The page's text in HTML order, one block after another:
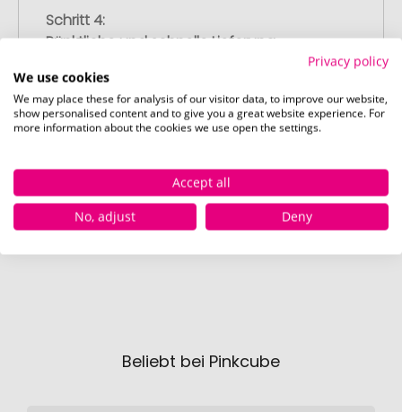
Schritt 4:
Pünktliche und schnelle Lieferung
Nach Ihrer Freigabe der Druckvorschau
liefern wir termingerecht zum
vereinbarten Datum – garantiert.
Beliebt bei Pinkcube
Privacy policy
We use cookies
We may place these for analysis of our visitor data, to improve our website,
show personalised content and to give you a great website experience. For
more information about the cookies we use open the settings.
Accept all
No, adjust
Deny